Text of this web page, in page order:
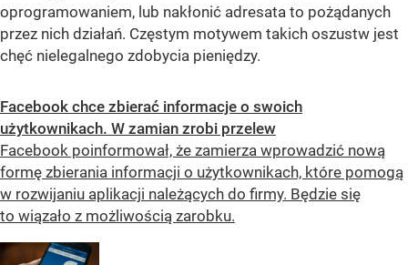
oprogramowaniem, lub nakłonić adresata to pożądanych
przez nich działań. Częstym motywem takich oszustw jest
chęć nielegalnego zdobycia pieniędzy.
Facebook chce zbierać informacje o swoich
użytkownikach. W zamian zrobi przelew
Facebook poinformował, że zamierza wprowadzić nową
formę zbierania informacji o użytkownikach, które pomogą
w rozwijaniu aplikacji należących do firmy. Będzie się
to wiązało z możliwością zarobku.